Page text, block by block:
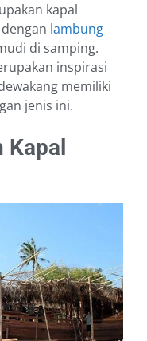
kapal
lambung
di samping.
inspirasi
memiliki
jenis ini.